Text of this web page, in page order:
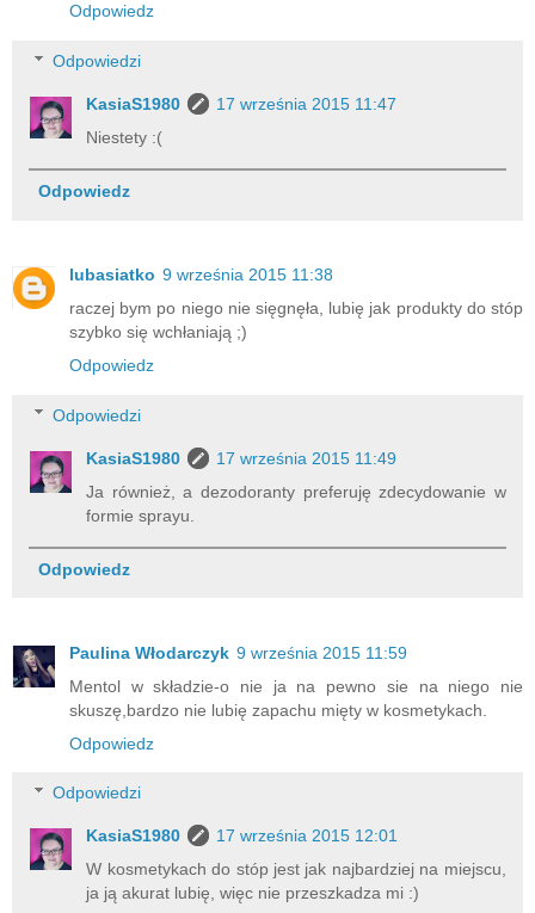
Odpowiedz
Odpowiedzi
KasiaS1980
17 września 2015 11:47
Niestety :(
Odpowiedz
lubasiatko 9 września 2015 11:38
raczej bym po niego nie sięgnęła, lubię jak produkty do stóp
szybko się wchłaniają ;)
Odpowiedz
Odpowiedzi
KasiaS1980
17 września 2015 11:49
Ja również, a dezodoranty preferuję zdecydowanie w
formie sprayu.
Odpowiedz
Paulina Włodarczyk 9 września 2015 11:59
Mentol w składzie-o nie ja na pewno sie na niego nie
skuszę,bardzo nie lubię zapachu mięty w kosmetykach.
Odpowiedz
Odpowiedzi
KasiaS1980
17 września 2015 12:01
W kosmetykach do stóp jest jak najbardziej na miejscu,
ja ją akurat lubię, więc nie przeszkadza mi :)